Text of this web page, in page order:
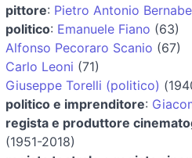
pittore: Pietro Antonio
politico: Emanuele Fiano (63)
Alfonso Pecoraro Scanio (67)
Carlo Leoni (71)
Giuseppe Torelli (politico)
politico e imprenditore:
regista e produttore
(1951-2018)